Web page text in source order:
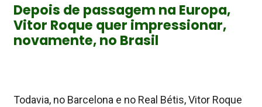
Depois de passagem na Europa,
Vitor Roque quer impressionar,
novamente, no Brasil
Todavia, no Barcelona e no Real Bétis, Vitor Roque